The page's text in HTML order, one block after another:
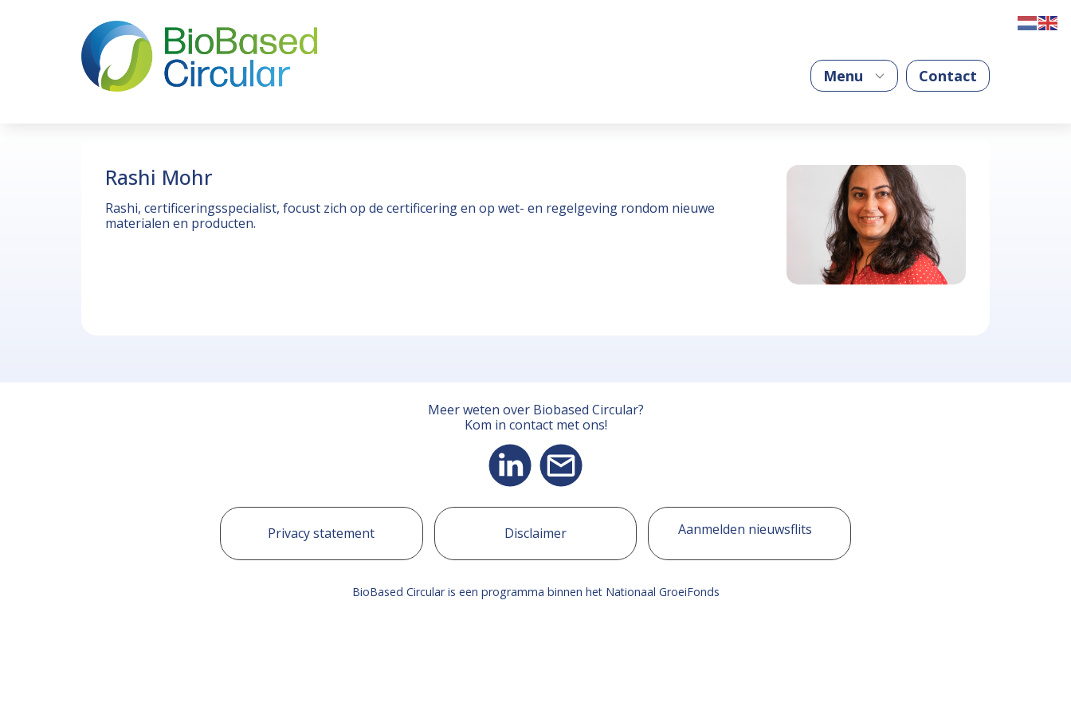
Menu Contact
Rashi Mohr
Rashi, certificeringsspecialist, focust zich op de certificering en op wet- en regelgeving rondom nieuwe
materialen en producten.
Meer weten over Biobased Circular?
Kom in contact met ons!
Privacy statement Disclaimer Aanmelden nieuwsflits
BioBased Circular is een programma binnen het Nationaal GroeiFonds